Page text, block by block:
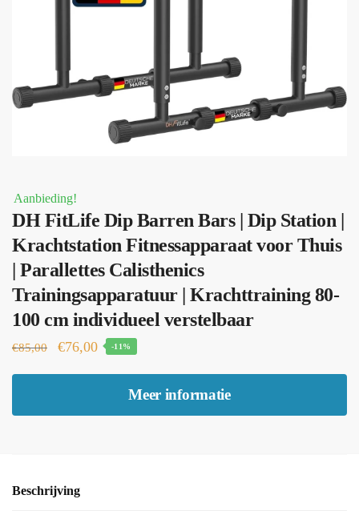
Aanbieding!
DH FitLife Dip Barren Bars | Dip Station |
Krachtstation Fitnessapparaat voor Thuis
| Parallettes Calisthenics
Trainingsapparatuur | Krachttraining 80-
100 cm individueel verstelbaar
€85,00
Oorspronkelijke
€76,00Huidige
-11%
Meer informatie
Beschrijving